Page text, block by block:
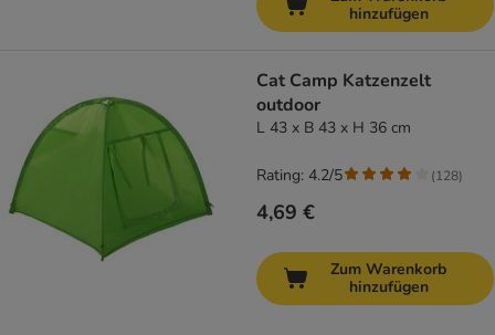
hinzufügen
Cat Camp Katzenzelt
outdoor
L 43 x B 43 x H 36 cm
4,69 €
Rating: 4.2/5 (128)
Zum Warenkorb
hinzufügen